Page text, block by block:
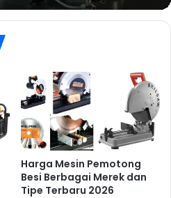
Harga Mesin Pemotong
Besi Berbagai Merek dan
Tipe Terbaru 2026